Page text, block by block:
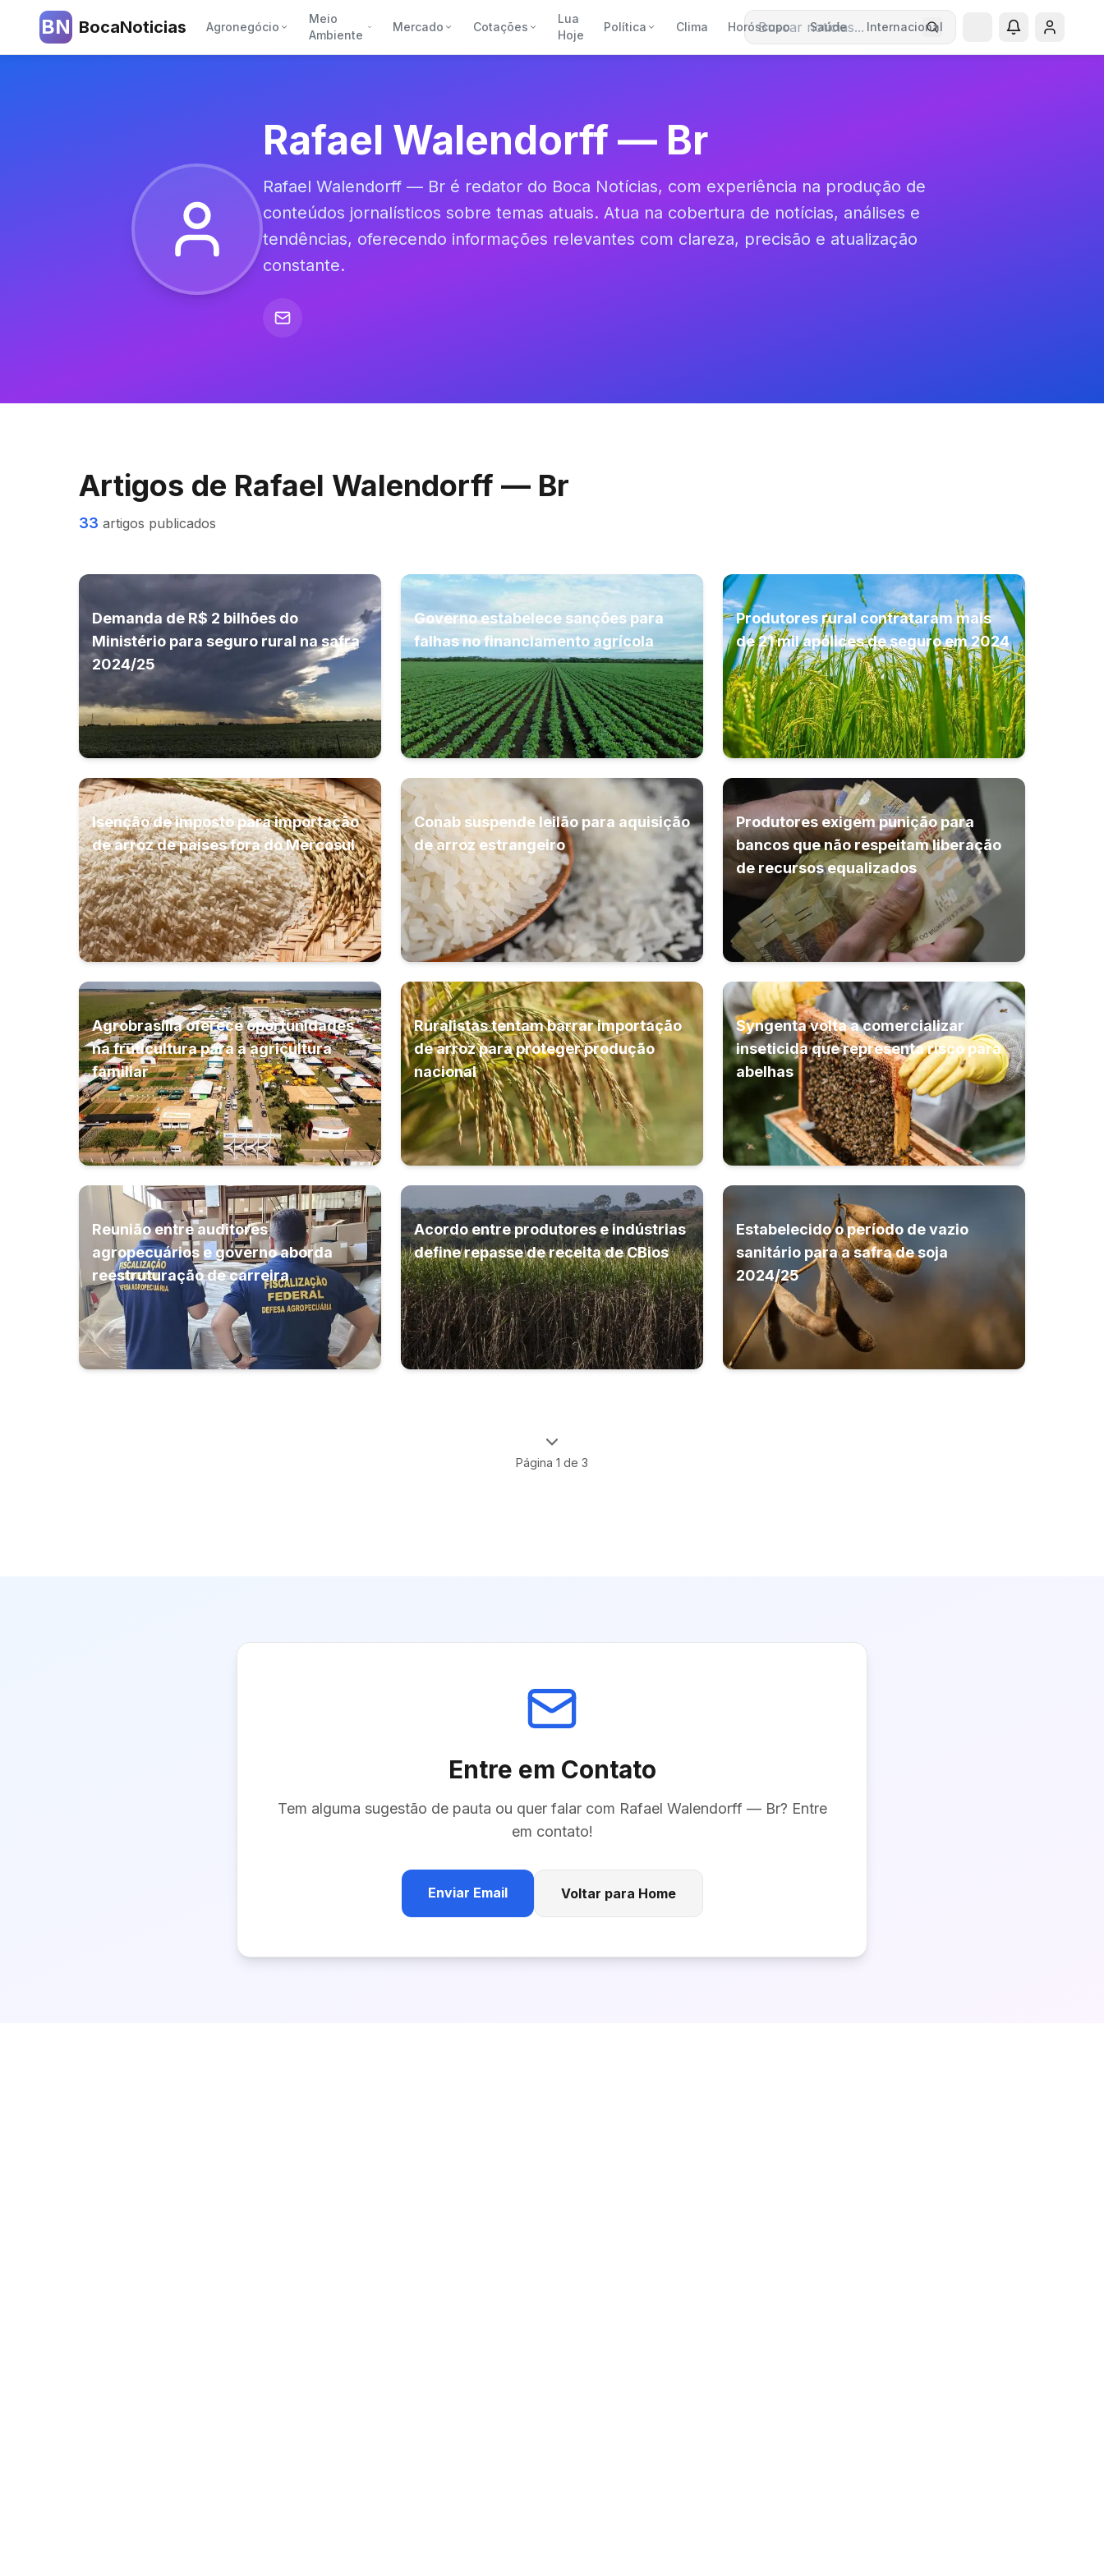
BN BocaNoticias Agronegócio
Meio
Ambiente
Mercado Cotações
Lua
Hoje
Política Clima Horóscopo Saúde Internacional
Buscar notícias
Rafael Walendorff — Br
Rafael Walendorff — Br é redator do Boca Notícias, com experiência na produção de
conteúdos jornalísticos sobre temas atuais. Atua na cobertura de notícias, análises e
tendências, oferecendo informações relevantes com clareza, precisão e atualização
constante.
Artigos de Rafael Walendorff — Br
33 artigos publicados
Demanda de R$ 2 bilhões do
Ministério para seguro rural na safra
2024/25
Governo estabelece sanções para
falhas no financiamento agrícola
Produtores rural contrataram mais
de 21 mil apólices de seguro em 2024
Isenção de imposto para importação
de arroz de países fora do Mercosul
Conab suspende leilão para aquisição
de arroz estrangeiro
Produtores exigem punição para
bancos que não respeitam liberação
de recursos equalizados
Agrobrasília oferece oportunidades
na fruticultura para a agricultura
familiar
Ruralistas tentam barrar importação
de arroz para proteger produção
nacional
Syngenta volta a comercializar
inseticida que representa risco para
abelhas
Reunião entre auditores
agropecuários e governo aborda
reestruturação de carreira
Acordo entre produtores e indústrias
define repasse de receita de CBios
Estabelecido o período de vazio
sanitário para a safra de soja
2024/25
Página 1 de 3
Entre em Contato
Tem alguma sugestão de pauta ou quer falar com Rafael Walendorff — Br? Entre
em contato!
Enviar Email Voltar para Home